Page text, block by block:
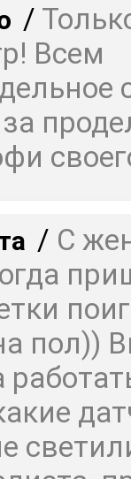
/
Всем
/ С
пол))